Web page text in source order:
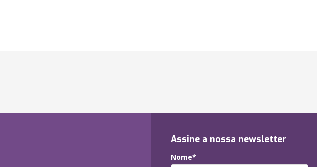
Assine a nossa newsletter
Nome*